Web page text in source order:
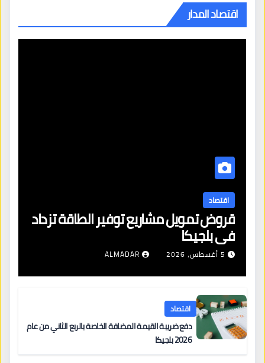
اقتصاد المدار
اقتصاد
قروض تمويل مشاريع توفير الطاقة تزداد
في بلجيكا
5 أغسطس، 2026 ALMADAR
اقتصاد
دفع ضريبة القيمة المضافة الخاصة بالربع الثاني من عام
2026 بلجيكا